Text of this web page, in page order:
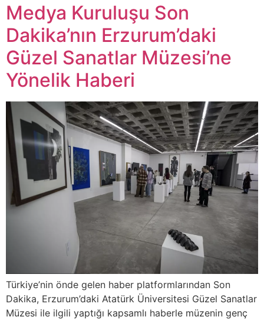
Medya Kuruluşu Son
Dakika’nın Erzurum’daki
Güzel Sanatlar Müzesi’ne
Yönelik Haberi
Türkiye’nin önde gelen haber platformlarından Son
Dakika, Erzurum’daki Atatürk Üniversitesi Güzel Sanatlar
Müzesi ile ilgili yaptığı kapsamlı haberle müzenin genç